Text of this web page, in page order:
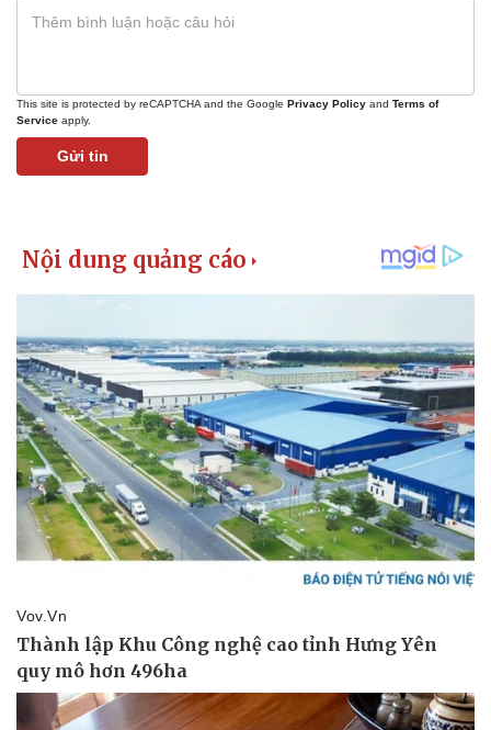
Kinh tế
Thị trường
This site is protected by reCAPTCHA and the Google Privacy Policy and Terms of
Service apply.
Gửi tin